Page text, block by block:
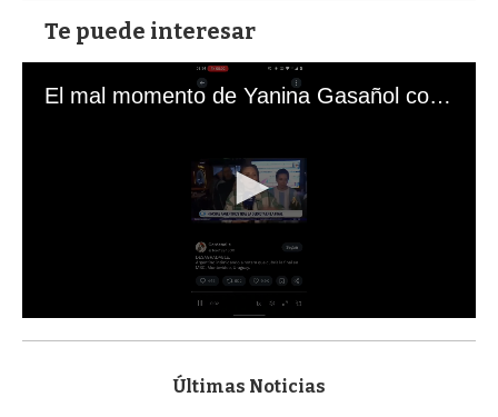
Te puede interesar
El mal momento de Yanina Gasañol con un hincha argentino en "Subrayado"
s
Últimas Noticias